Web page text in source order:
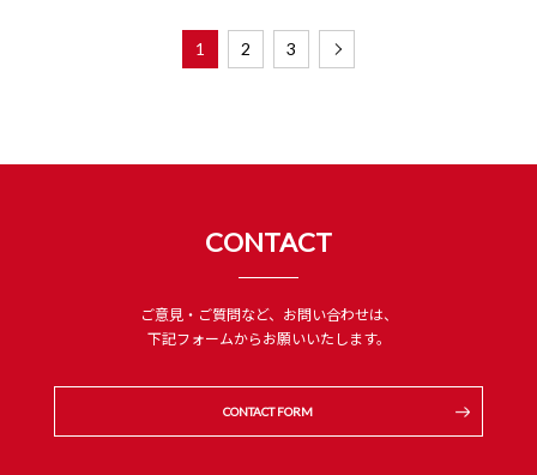
1 2 3
CONTACT
ご意見・ご質問など、お問い合わせは、
下記フォームからお願いいたします。
CONTACT FORM